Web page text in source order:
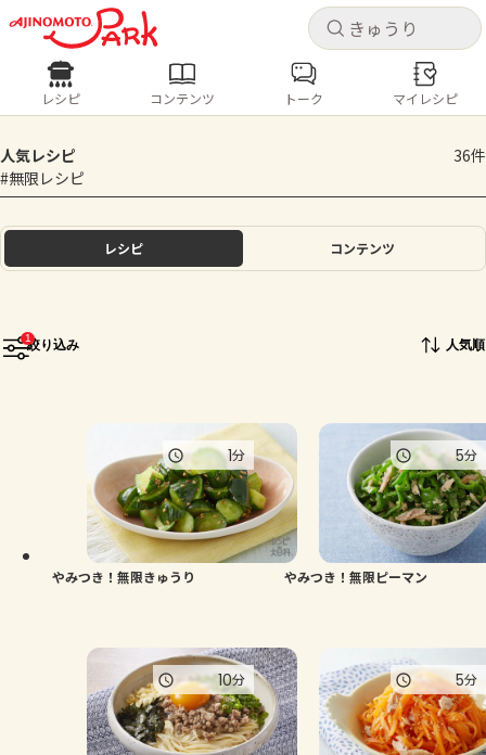
キャ
ログインするとレシピを保存できます
ホーム
よくあるお問い合わせ
お買い物
キャ
レシピ コンテンツ
人気の食材・レシピ
きゅうり とうもろこし
レシピ コンテンツ トーク マイレシピ
人気レシピ
36件
#無限レシピ
レシピ コンテンツ
1絞り込み 人気順
やみつき！無限きゅうり
1分
やみつき！無限ピーマン
5分
10分 5分